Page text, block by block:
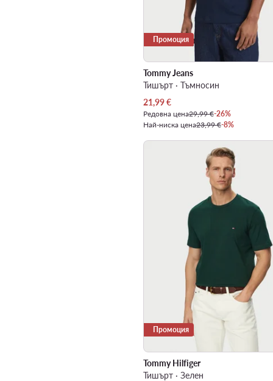
Промоция
Tommy Jeans
Тишърт · Тъмносин
Актуална цена
21,99€
Редовна цена29,99 €-26%
Най-ниска цена23,99 €-8%
Промоция
Tommy Hilfiger
Тишърт · Зелен